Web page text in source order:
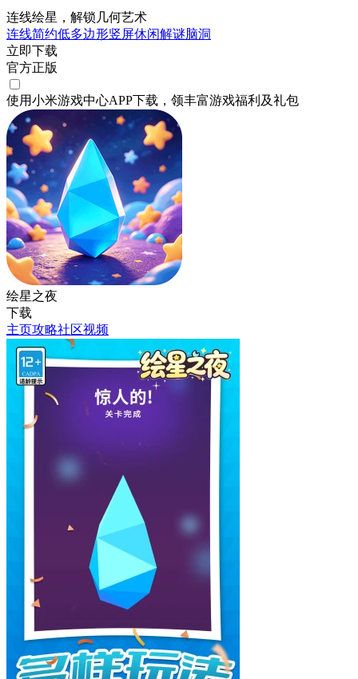
连线绘星，解锁几何艺术
连线简约低多边形竖屏休闲解谜脑洞
立即下载
官方正版
使用小米游戏中心APP下载 ，领丰富游戏福利 及礼包
绘星之夜
下载
主页攻略社区视频